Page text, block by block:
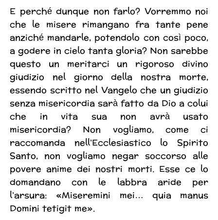
E perché dunque non farlo? Vorremmo noi
che le misere rimangano fra tante pene
anziché mandarle, potendolo con così poco,
a godere in cielo tanta gloria? Non sarebbe
questo un meritarci un rigoroso divino
giudizio nel giorno della nostra morte,
essendo scritto nel Vangelo che un giudizio
senza misericordia sarà fatto da Dio a colui
che in vita sua non avrà usato
misericordia? Non vogliamo, come ci
raccomanda nell’Ecclesiastico lo Spirito
Santo, non vogliamo negar soccorso alle
povere anime dei nostri morti. Esse ce lo
domandano con le labbra aride per
l’arsura: «Miseremini mei… quia manus
Domini tetigit me».